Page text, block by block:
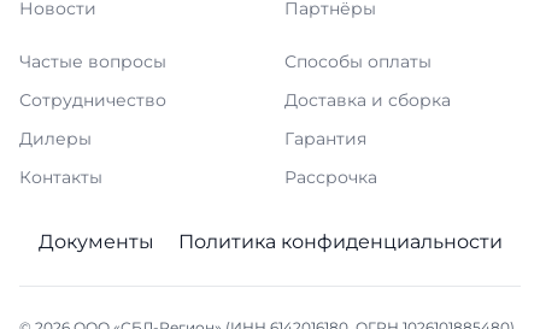
Новости
Партнёры
Частые вопросы
Сотрудничество
Дилеры
Контакты
Способы оплаты
Доставка и сборка
Гарантия
Рассрочка
Документы Политика конфиденциальности